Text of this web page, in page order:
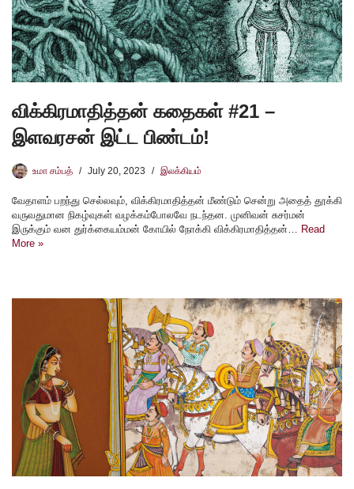
விக்கிரமாதித்தன் கதைகள் #21 –
இளவரசன் இட்ட பிண்டம்!
உமா சம்பத் July 20, 2023 இலக்கியம்
வேதாளம் பறந்து செல்லவும், விக்கிரமாதித்தன் மீண்டும் சென்று அதைத் தூக்கி
வருவதுமான நிகழ்வுகள் வழக்கம்போலவே நடந்தன. முனிவன் சுசர்மன்
இருக்கும் வன துர்க்கையம்மன் கோயில் நோக்கி விக்கிரமாதித்தன்… Read
More »